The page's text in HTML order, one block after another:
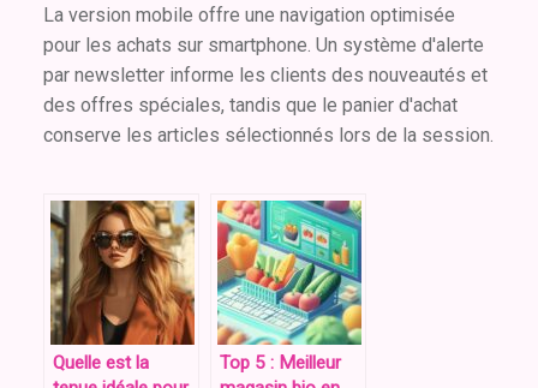
La version mobile offre une navigation optimisée
pour les achats sur smartphone. Un système d'alerte
par newsletter informe les clients des nouveautés et
des offres spéciales, tandis que le panier d'achat
conserve les articles sélectionnés lors de la session.
Quelle est la
Top 5 : Meilleur